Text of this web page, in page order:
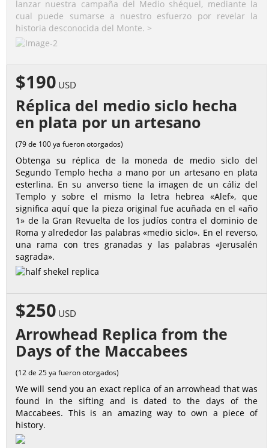
lanzar nuestra campaña del Medio shéquel, mediante la
cual puede sumarse a nuestro esfuerzo por revelar la
historia desconocida del Monte. >
$190 USD
Réplica del medio siclo hecha
en plata por un artesano
(79 de 100 ya fueron otorgados)
Obtenga su réplica de la moneda de medio siclo del
Segundo Templo hecha a mano por un artesano en plata
esterlina. En su anverso tiene la imagen de un cáliz del
Templo y sobre el mismo la letra hebrea «Alef», que
significa aquí que la pieza original fue acuñada en el «año
1» de la Gran Revuelta de los judíos contra el dominio de
Roma y alrededor las palabras «medio siclo». En el reverso,
una rama con tres granadas y las palabras «Jerusalén
sagrada».
$250 USD
Arrowhead Replica from the
Days of the Maccabees
(12 de 25 ya fueron otorgados)
We will send you an exact replica of an arrowhead that was
found in the sifting and is dated to the days of the
Maccabees. This is an amazing way to own a piece of
history.